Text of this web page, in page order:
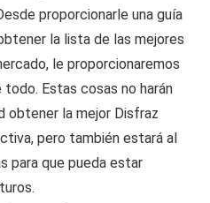
proporcionarle una guía
la lista de las mejores
le proporcionaremos
Estas cosas no harán
obtener la mejor Disfraz
pero también estará al
para que pueda estar